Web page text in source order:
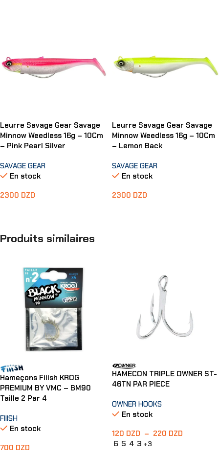
Leurre Savage Gear Savage
Minnow Weedless 16g – 10Cm
– Pink Pearl Silver
SAVAGE GEAR
En stock
2300 DZD
Leurre Savage Gear Savage
Minnow Weedless 16g – 10Cm
– Lemon Back
SAVAGE GEAR
En stock
2300 DZD
Produits similaires
Hameçons Fiiish KROG
PREMIUM BY VMC – BM90
Taille 2 Par 4
FIIISH
En stock
700 DZD
HAMECON TRIPLE OWNER ST-
46TN PAR PIECE
OWNER HOOKS
En stock
120 DZD – 220 DZD
6 5 4 3 +3